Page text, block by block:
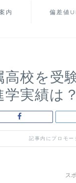
内 偏差値
高校を受
実績は？
記事内にプロモー
ス